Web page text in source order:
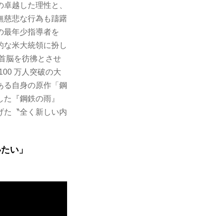
越した理性と、
慈悲な行為も躊躇
最年少指導者を
な米大統領に扮し
脳を彷彿とさせ
万人突破の大
る自身の原作「鋼
『鋼鉄の雨』
た〝全く新しい内
い」